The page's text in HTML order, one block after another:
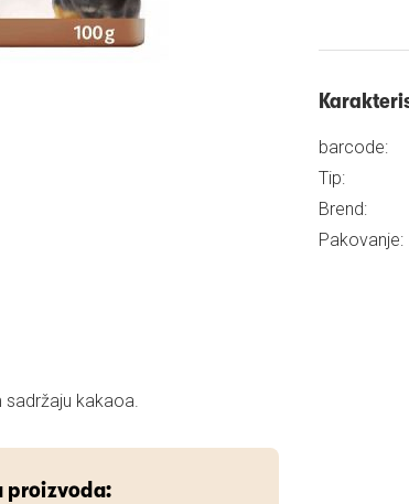
sadržaju kakaoa.
proizvoda:
barcode:
Tip:
Brend:
Pakovanje: